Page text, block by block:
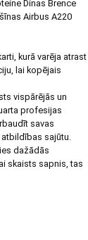
Dinas Brence
Airbus A220
kurā varēja atrast
lai kopējais
vispārējās un
profesijas
savas
sajūtu.
dažādās
skaists sapnis, tas